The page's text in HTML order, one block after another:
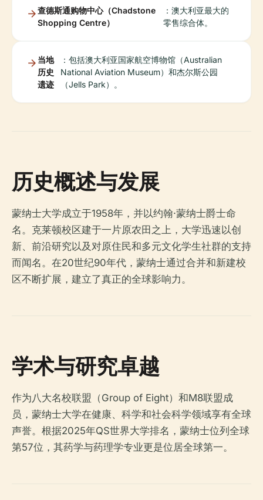
查德斯通购物中心（Chadstone
Shopping Centre）
：澳大利亚最大的
零售综合体。
当地
历史
遗迹
：包括澳大利亚国家航空博物馆（Australian
National Aviation Museum）和杰尔斯公园
（Jells Park）。
历史概述与发展
蒙纳士大学成立于1958年，并以约翰·蒙纳士爵士命
名。克莱顿校区建于一片原农田之上，大学迅速以创
新、前沿研究以及对原住民和多元文化学生社群的支持
而闻名。在20世纪90年代，蒙纳士通过合并和新建校
区不断扩展，建立了真正的全球影响力。
学术与研究卓越
作为八大名校联盟（Group of Eight）和M8联盟成
员，蒙纳士大学在健康、科学和社会科学领域享有全球
声誉。根据2025年QS世界大学排名，蒙纳士位列全球
第57位，其药学与药理学专业更是位居全球第一。